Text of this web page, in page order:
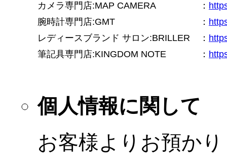
カメラ専門店:MAP CAMERA ：
腕時計専門店:GMT
：
レディースブランド サロン:BRILLER
：
筆記具専門店:KINGDOM NOTE
：
個人情報に関して
お客様よりお預か